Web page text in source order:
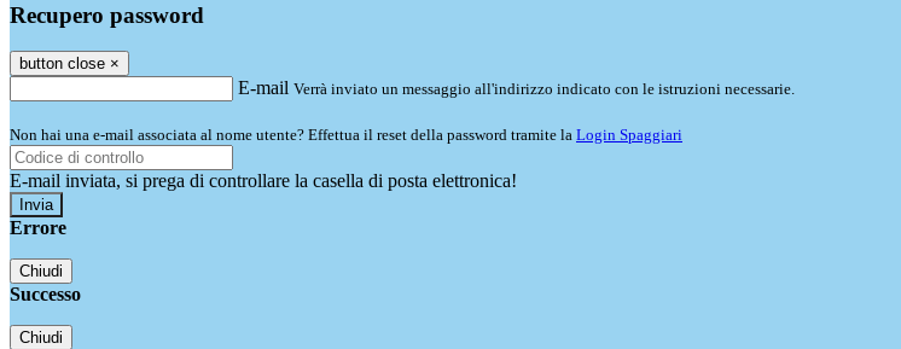
Recupero password
button close ×
E-mail Verrà inviato un messaggio all'indirizzo indicato con le istruzioni necessarie.
Non hai una e-mail associata al nome utente? Effettua il reset della password tramite la Login Spaggiari
E-mail inviata, si prega di controllare la casella di posta elettronica!
Errore
Chiudi
Successo
Chiudi